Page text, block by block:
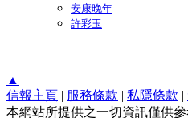
安康晚年
許彩玉
▲
信報主頁 | 服務條款 | 私隱條款 |
本網站所提供之一切資訊僅供